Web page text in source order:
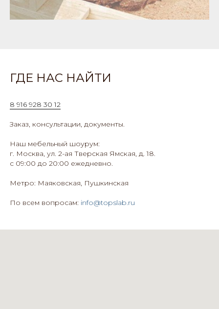
ГДЕ НАС НАЙТИ
8 916 928 30 12
Заказ, консультации, документы.
Наш мебельный шоурум:
г. Москва, ул. 2-ая Тверская Ямская, д. 18.
с 09:00 до 20:00 ежедневно.
Метро: Маяковская, Пушкинская
По всем вопросам: info@topslab.ru